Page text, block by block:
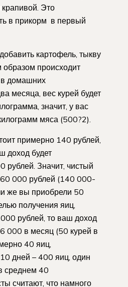
Это
в прикорм в первый
картофель, тыкву
образом происходит
домашних
месяца, вес курей будет
значит, у вас
мяса (500?2).
примерно 140 рублей,
доход будет
Значит, чистый
60 000 рублей (140 000-
же вы приобрели 50
получения яиц,
рублей, то ваш доход
000 в месяц (50 курей в
40 яиц,
дней – 400 яиц, один
среднем 40
считают, что намного